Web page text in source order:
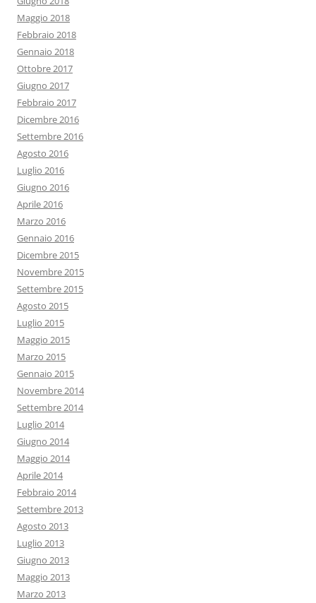
Maggio 2018
Febbraio 2018
Gennaio 2018
Ottobre 2017
Giugno 2017
Febbraio 2017
Dicembre 2016
Settembre 2016
Agosto 2016
Luglio 2016
Giugno 2016
Aprile 2016
Marzo 2016
Gennaio 2016
Dicembre 2015
Novembre 2015
Settembre 2015
Agosto 2015
Luglio 2015
Maggio 2015
Marzo 2015
Gennaio 2015
Novembre 2014
Settembre 2014
Luglio 2014
Giugno 2014
Maggio 2014
Aprile 2014
Febbraio 2014
Settembre 2013
Agosto 2013
Luglio 2013
Giugno 2013
Maggio 2013
Marzo 2013